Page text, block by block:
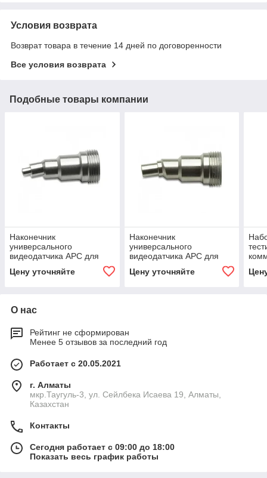
Условия возврата
Возврат товара в течение 14 дней по договоренности
Все условия возврата
Подобные товары компании
Наконечник
универсального
видеодатчика APC для
коммутационных шнуров
1,25 мм Fluke Networks
Цену уточняйте
Наконечник
универсального
видеодатчика APC для
коммутационных шнуров
2,5 мм Fluke Networks
Цену уточняйте
О нас
Рейтинг не сформирован
Менее 5 отзывов за последний год
Работает с 20.05.2021
г. Алматы
мкр.Таугуль-3, ул. Сейлбека Исаева 19, Алматы,
Казахстан
Контакты
Сегодня работает с 09:00 до 18:00
Показать весь график работы